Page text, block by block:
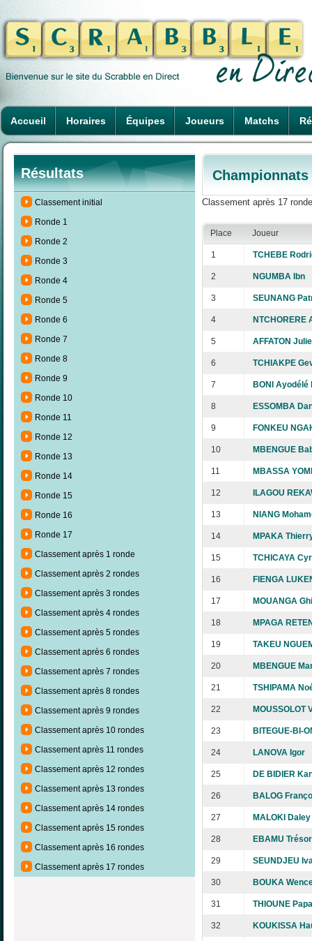
Accueil Horaires Équipes Joueurs Matchs
Résultats
Classement initial
Ronde 1
Ronde 2
Ronde 3
Ronde 4
Ronde 5
Ronde 6
Ronde 7
Ronde 8
Ronde 9
Ronde 10
Ronde 11
Ronde 12
Ronde 13
Ronde 14
Ronde 15
Ronde 16
Ronde 17
Classement après 1 ronde
Classement après 2 rondes
Classement après 3 rondes
Classement après 4 rondes
Classement après 5 rondes
Classement après 6 rondes
Classement après 7 rondes
Classement après 8 rondes
Classement après 9 rondes
Classement après 10 rondes
Classement après 11 rondes
Classement après 12 rondes
Classement après 13 rondes
Classement après 14 rondes
Classement après 15 rondes
Classement après 16 rondes
Classement après 17 rondes
Classement après 17
Place Joueur
1 TCHEBE
2 NGUMBA Ibn
3 SEUNANG
4 NTCHORERE
5 AFFATON
6 TCHIAKPE
7 BONI Ayodélé
8 ESSOMBA
9 FONKEU
10 MBENGUE
11 MBASSA
12 ILAGOU
13 NIANG
14 MPAKA
15 TCHICAYA
16 FIENGA
17 MOUANGA
18 MPAGA
19 TAKEU
20 MBENGUE
21 TSHIPAMA
22 MOUSSOLOT
23 BITEGUE-BI-
24 LANOVA Igor
25 DE BIDIER
26 BALOG
27 MALOKI Daley
28 EBAMU Trésor
29 SEUNDJEU
30 BOUKA
31 THIOUNE
32 KOUKISSA